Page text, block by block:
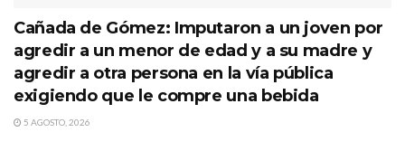
Cañada de Gómez: Imputaron a un joven por
agredir a un menor de edad y a su madre y
agredir a otra persona en la vía pública
exigiendo que le compre una bebida
5 AGOSTO, 2026